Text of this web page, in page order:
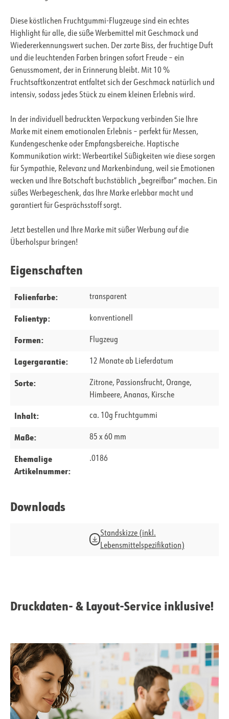
Diese köstlichen Fruchtgummi-Flugzeuge sind ein echtes
Highlight für alle, die süße Werbemittel mit Geschmack und
Wiedererkennungswert suchen. Der zarte Biss, der fruchtige Duft
und die leuchtenden Farben bringen sofort Freude – ein
Genussmoment, der in Erinnerung bleibt. Mit 10 %
Fruchtsaftkonzentrat entfaltet sich der Geschmack natürlich und
intensiv, sodass jedes Stück zu einem kleinen Erlebnis wird.
In der individuell bedruckten Verpackung verbinden Sie Ihre
Marke mit einem emotionalen Erlebnis – perfekt für Messen,
Kundengeschenke oder Empfangsbereiche. Haptische
Kommunikation wirkt: Werbeartikel Süßigkeiten wie diese sorgen
für Sympathie, Relevanz und Markenbindung, weil sie Emotionen
wecken und Ihre Botschaft buchstäblich „begreifbar“ machen. Ein
süßes Werbegeschenk, das Ihre Marke erlebbar macht und
garantiert für Gesprächsstoff sorgt.
Jetzt bestellen und Ihre Marke mit süßer Werbung auf die
Überholspur bringen!
Eigenschaften
Folienfarbe: transparent
Folientyp: konventionell
Formen: Flugzeug
Lagergarantie: 12 Monate ab Lieferdatum
Sorte:
Zitrone, Passionsfrucht, Orange,
Himbeere, Ananas, Kirsche
Inhalt: ca. 10g Fruchtgummi
Maße: 85 x 60 mm
Ehemalige
Artikelnummer:
.0186
Downloads
Standskizze (inkl.
Lebensmittelspezifikation)
Druckdaten- & Layout-Service inklusive!